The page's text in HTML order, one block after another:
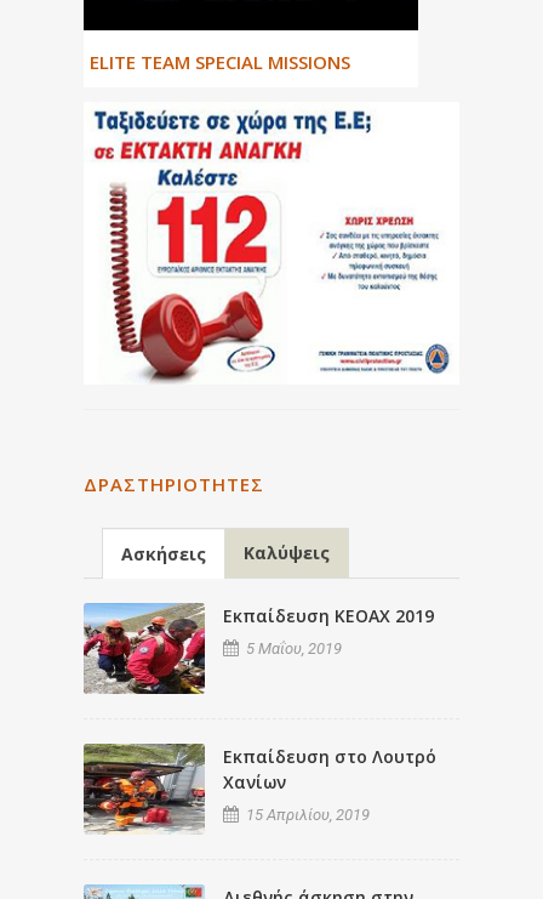
ΕLITE TEAM SPECIAL MISSIONS
ΔΡΑΣΤΗΡΙΌΤΗΤΕΣ
Ασκήσεις Καλύψεις
Εκπαίδευση ΚΕΟΑΧ 2019
5 Μαΐου, 2019
Εκπαίδευση στο Λουτρό
Χανίων
15 Απριλίου, 2019